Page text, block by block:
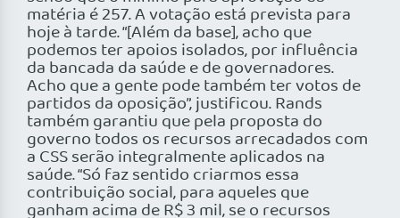
matéria é 257. A votação está prevista para
hoje à tarde. “[Além da base], acho que
podemos ter apoios isolados, por influência
da bancada da saúde e de governadores.
Acho que a gente pode também ter votos de
partidos da oposição”, justificou. Rands
também garantiu que pela proposta do
governo todos os recursos arrecadados com
a CSS serão integralmente aplicados na
saúde. “Só faz sentido criarmos essa
contribuição social, para aqueles que
ganham acima de R$ 3 mil, se o recursos